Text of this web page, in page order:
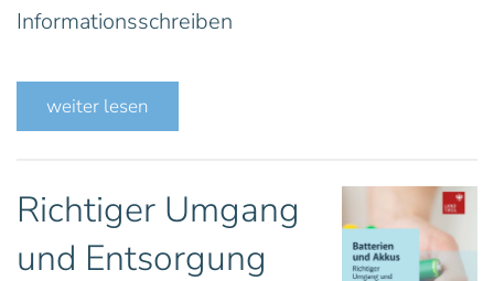
Informationsschreiben
weiter lesen
Richtiger Umgang
und Entsorgung